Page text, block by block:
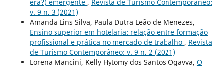
era?) emergente , Revista de Turismo Contemporâneo:
v. 9 n. 3 (2021)
Amanda Lins Silva, Paula Dutra Leão de Menezes,
Ensino superior em hotelaria: relação entre formação
profissional e prática no mercado de trabalho , Revista
de Turismo Contemporâneo: v. 9 n. 2 (2021)
Lorena Mancini, Kelly Hytomy dos Santos Ogavva, O